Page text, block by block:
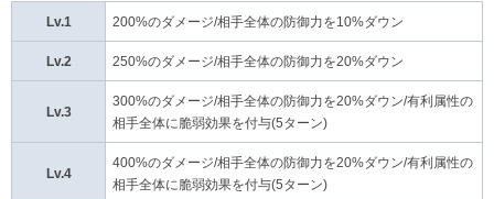
Lv.1 200%のダメージ/相手全体の防御力を10%ダウン
Lv.2 250%のダメージ/相手全体の防御力を20%ダウン
Lv.3
300%のダメージ/相手全体の防御力を20%ダウン/有利属性の
相手全体に脆弱効果を付与(5ターン)
Lv.4
400%のダメージ/相手全体の防御力を20%ダウン/有利属性の
相手全体に脆弱効果を付与(5ターン)